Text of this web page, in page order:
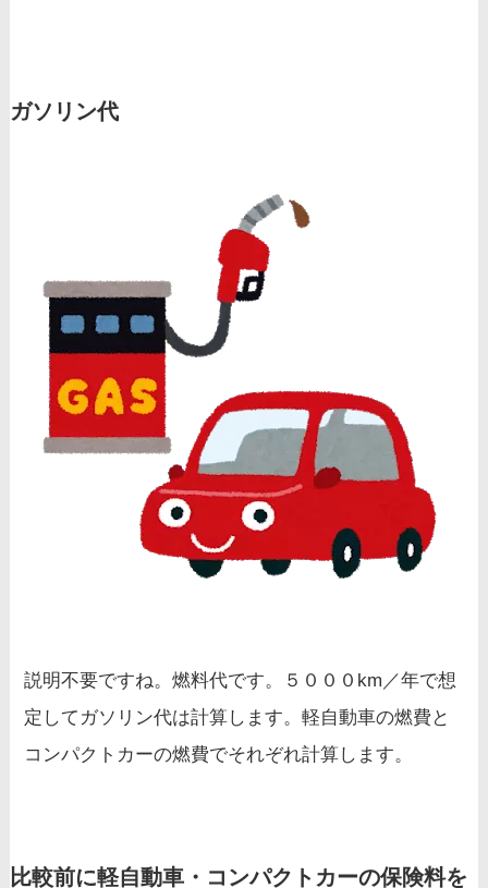
ガソリン代
説明不要ですね。燃料代です。５０００km／年で想
定してガソリン代は計算します。軽自動車の燃費と
コンパクトカーの燃費でそれぞれ計算します。
比較前に軽自動車・コンパクトカーの保険料を